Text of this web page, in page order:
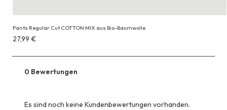
Pants Regular Cut COTTON MIX aus Bio-Baumwolle
Erhältlich
27,99 €
27,99 €
0 Bewertungen
Es sind noch keine Kundenbewertungen vorhanden.